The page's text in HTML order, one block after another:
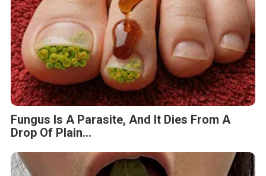
Fungus Is A Parasite, And It Dies From A
Drop Of Plain...